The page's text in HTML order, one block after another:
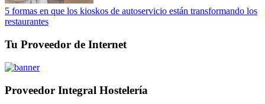
5 formas en que los kioskos de autoservicio están transformando los
restaurantes
Tu Proveedor de Internet
Proveedor Integral Hostelería